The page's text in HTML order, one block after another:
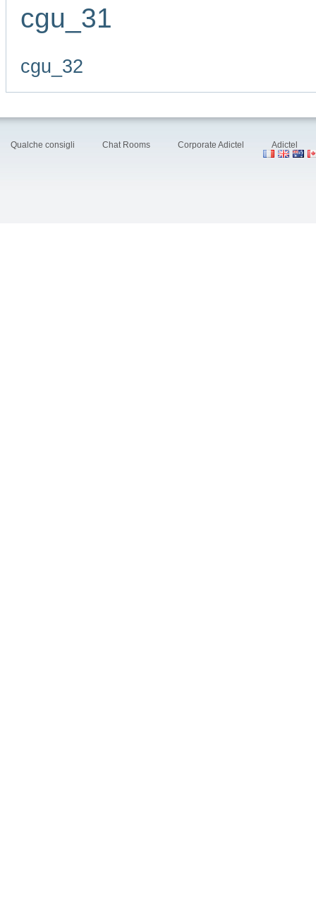
cgu_31
cgu_32
Qualche consigli Chat Rooms Corporate Adictel Adictel